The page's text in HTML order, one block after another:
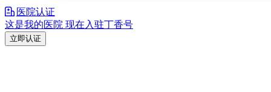
医院认证
这是我的医院 现在入驻丁香号
立即认证